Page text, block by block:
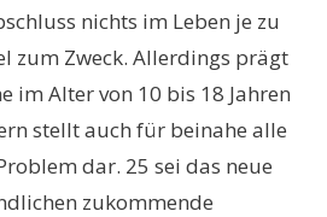
nichts im Leben je zu
zum Zweck. Allerdings prägt
im Alter von 10 bis 18 Jahren
stellt auch für beinahe alle
dar. 25 sei das neue
zukommende